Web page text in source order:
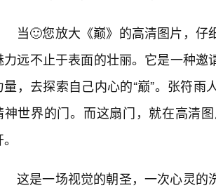
当🙂您放大《巅》的高清图片，
力远不止于表面的壮丽。它是一种
量，去探索自己内心的“巅”。张符
神世界的门。而这扇门，就在高清
这是一场视觉的朝圣，一次心灵的